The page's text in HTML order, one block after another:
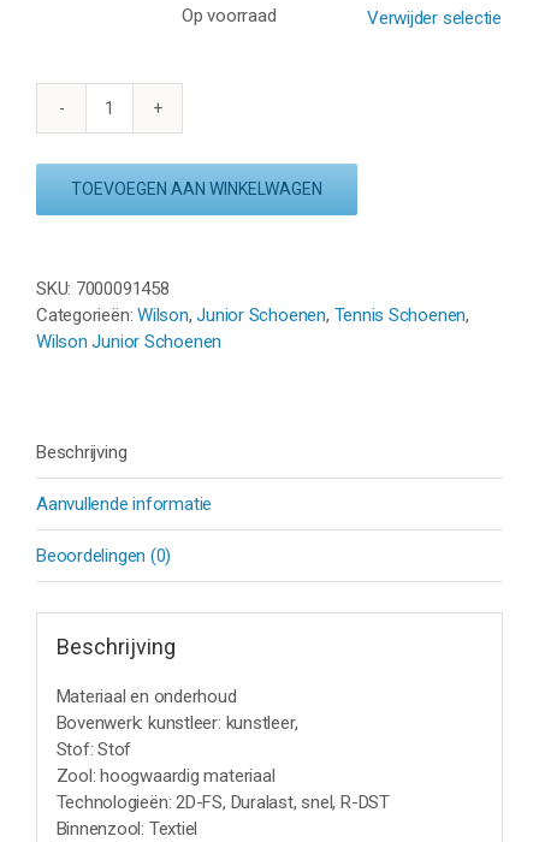
Op voorraad Verwijder selectie
WILSON
JR
aantal
TOEVOEGEN AAN WINKELWAGEN
SKU: 7000091458
Categorieën:Wilson,Junior Schoenen, Tennis Schoenen,
Wilson Junior Schoenen
Beschrijving
Aanvullende informatie
Beoordelingen (0)
Beschrijving
Materiaal en onderhoud
Bovenwerk: kunstleer: kunstleer,
Stof: Stof
Zool: hoogwaardig materiaal
Technologieën: 2D-FS, Duralast, snel, R-DST
Binnenzool: Textiel